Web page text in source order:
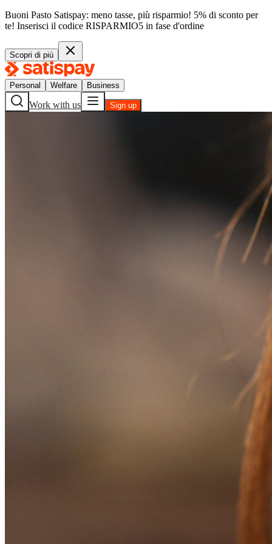
Buoni Pasto Satispay: meno tasse, più risparmio! 5% di sconto per
te! Inserisci il codice RISPARMIO5 in fase d'ordine
Scopri di più
Personal Welfare Business
Work with us Sign up